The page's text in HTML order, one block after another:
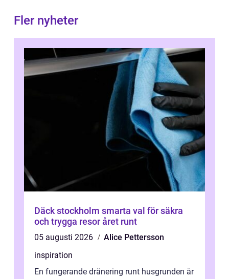
Fler nyheter
Däck stockholm smarta val för säkra
och trygga resor året runt
05 augusti 2026
Alice Pettersson
inspiration
En fungerande dränering runt husgrunden är